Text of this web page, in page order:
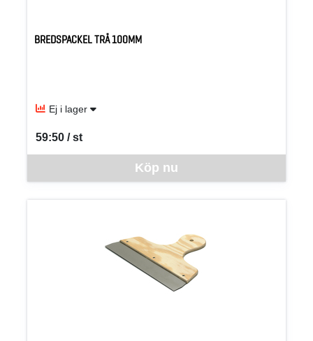
BREDSPACKEL TRÄ 100MM
Ej i lager
Köp nu
59:50 / st
SEK per ST